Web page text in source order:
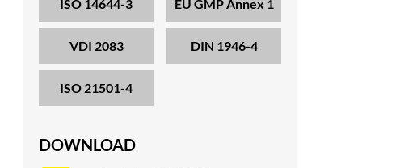
ISO 14644-3 EU GMP Annex 1
VDI 2083 DIN 1946-4
ISO 21501-4
DOWNLOAD